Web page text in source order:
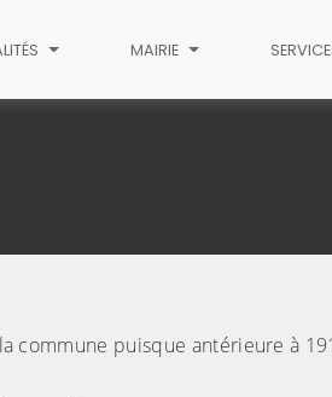
MAIRIE
commune puisque antérieure à